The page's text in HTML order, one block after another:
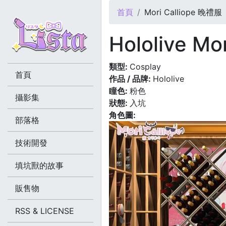
您在這裡
首頁 Mori Calliope 晚禮服
Hololive
類型: Cosplay
作品 / 品牌: Hololive
瞳色: 粉色
狀態: 入坑
角色圖:
首頁
攝影集
部落格
技術開發
填坑獸的故事
販售物
RSS & LICENSE